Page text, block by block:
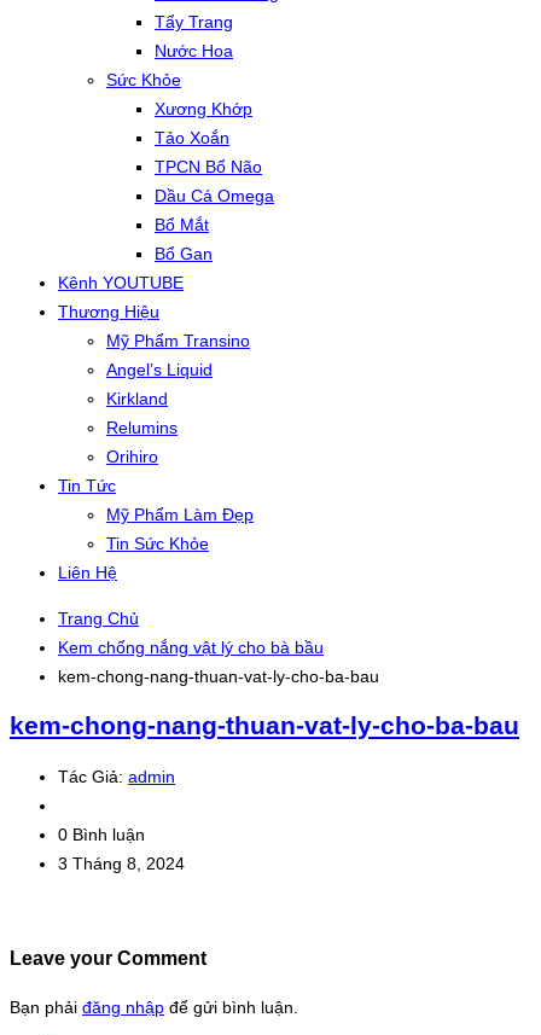
Tẩy Trang
Nước Hoa
Sức Khỏe
Xương Khớp
Tảo Xoắn
TPCN Bổ Não
Dầu Cá Omega
Bổ Mắt
Bổ Gan
Kênh YOUTUBE
Thương Hiệu
Mỹ Phẩm Transino
Angel’s Liquid
Kirkland
Relumins
Orihiro
Tin Tức
Mỹ Phẩm Làm Đẹp
Tin Sức Khỏe
Liên Hệ
Trang Chủ
Kem chống nắng vật lý cho bà bầu
kem-chong-nang-thuan-vat-ly-cho-ba-bau
kem-chong-nang-thuan-vat-ly-cho-ba-bau
Tác Giả: admin
0 Bình luận
3 Tháng 8, 2024
Leave your Comment
Bạn phải đăng nhập để gửi bình luận.